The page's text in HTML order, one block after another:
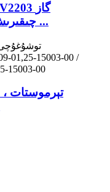
چىقىرىش مىقدارى كۆپ ، كارى ...